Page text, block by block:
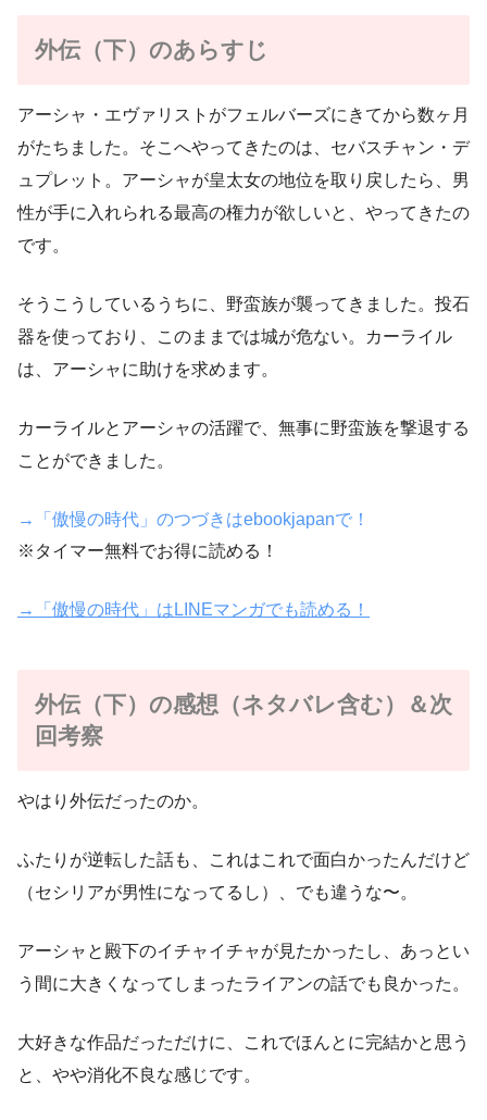
外伝（下）のあらすじ
アーシャ・エヴァリストがフェルバーズにきてから数ヶ月
がたちました。そこへやってきたのは、セバスチャン・デ
ュプレット。アーシャが皇太女の地位を取り戻したら、男
性が手に入れられる最高の権力が欲しいと、やってきたの
です。
そうこうしているうちに、野蛮族が襲ってきました。投石
器を使っており、このままでは城が危ない。カーライル
は、アーシャに助けを求めます。
カーライルとアーシャの活躍で、無事に野蛮族を撃退する
ことができました。
→「傲慢の時代」のつづきはebookjapanで！
※タイマー無料でお得に読める！
→「傲慢の時代」はLINEマンガでも読める！
外伝（下）の感想（ネタバレ含む）＆次
回考察
やはり外伝だったのか。
ふたりが逆転した話も、これはこれで面白かったんだけど
（セシリアが男性になってるし）、でも違うな〜。
アーシャと殿下のイチャイチャが見たかったし、あっとい
う間に大きくなってしまったライアンの話でも良かった。
大好きな作品だっただけに、これでほんとに完結かと思う
と、やや消化不良な感じです。